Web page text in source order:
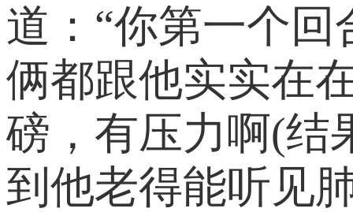
道：“你第一个
俩都跟他实实在
磅，有压力啊(结
到他老得能听见